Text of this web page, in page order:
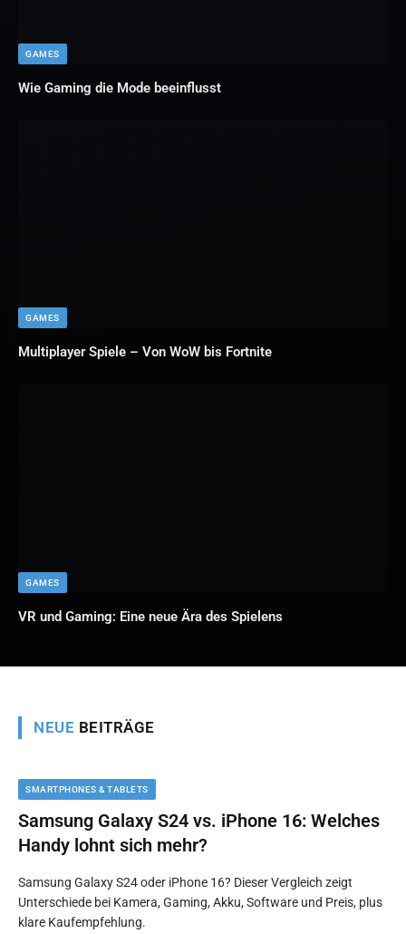
GAMES
Wie Gaming die Mode beeinflusst
GAMES
Multiplayer Spiele – Von WoW bis Fortnite
GAMES
VR und Gaming: Eine neue Ära des Spielens
NEUE BEITRÄGE
SMARTPHONES & TABLETS
Samsung Galaxy S24 vs. iPhone 16: Welches
Handy lohnt sich mehr?
Samsung Galaxy S24 oder iPhone 16? Dieser Vergleich zeigt
Unterschiede bei Kamera, Gaming, Akku, Software und Preis, plus
klare Kaufempfehlung.